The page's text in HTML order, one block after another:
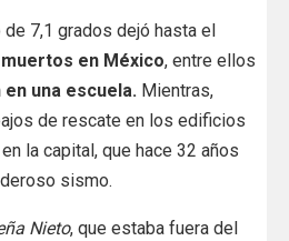
7,1 grados dejó hasta el
muertos en México, entre ellos
una escuela. Mientras,
de rescate en los edificios
la capital, que hace 32 años
sismo.
Nieto, que estaba fuera del